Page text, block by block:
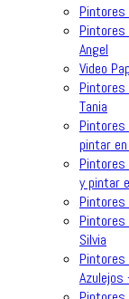
Pintores
Pintores
Angel
Video
Pintores
Tania
Pintores
pintar
y pintar
Pintores
Pintores
Silvia
Pintores
Azulejos